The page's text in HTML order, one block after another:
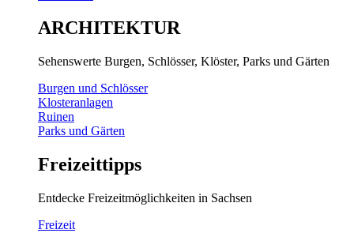
ARCHITEKTUR
Sehenswerte Burgen, Schlösser, Klöster, Parks und Gärten
Burgen und Schlösser
Klosteranlagen
Ruinen
Parks und Gärten
Freizeittipps
Entdecke Freizeitmöglichkeiten in Sachsen
Freizeit